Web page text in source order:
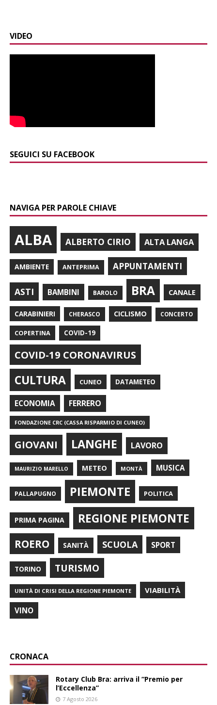
VIDEO
SEGUICI SU FACEBOOK
NAVIGA PER PAROLE CHIAVE
ALBA ALBERTO CIRIO ALTA LANGA
AMBIENTE ANTEPRIMA APPUNTAMENTI
ASTI BAMBINI BAROLO BRA CANALE
CARABINIERI CHERASCO CICLISMO CONCERTO
COPERTINA COVID-19
COVID-19 CORONAVIRUS
CULTURA CUNEO DATAMETEO
ECONOMIA FERRERO
FONDAZIONE CRC (CASSA RISPARMIO DI CUNEO)
GIOVANI LANGHE LAVORO
MAURIZIO MARELLO METEO MONTÀ MUSICA
PALLAPUGNO PIEMONTE POLITICA
PRIMA PAGINA REGIONE PIEMONTE
ROERO SANITÀ SCUOLA SPORT
TORINO TURISMO
UNITÀ DI CRISI DELLA REGIONE PIEMONTE VIABILITÀ
VINO
CRONACA
Rotary Club Bra: arriva il “Premio per
l’Eccellenza”
7 Agosto 2026